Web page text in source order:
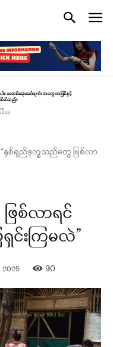
“နှစ်ရှည်ဒုက္ခသည်တွေ ဖြစ်လာ
ြစ်လာရင်
င်းကြမလဲ”
2025 90